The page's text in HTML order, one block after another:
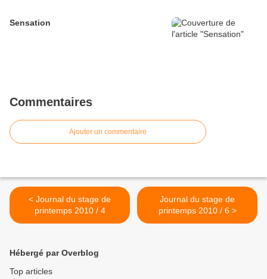
Sensation
Commentaires
Ajouter un commentaire
< Journal du stage de
printemps 2010 / 4
Journal du stage de
printemps 2010 / 6 >
Hébergé par Overblog
Top articles